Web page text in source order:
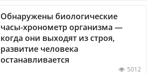
Обнаружены биологические
часы-хронометр организма —
когда они выходят из строя,
развитие человека
останавливается
5012